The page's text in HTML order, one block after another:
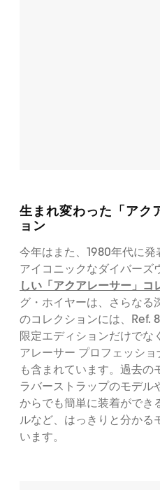
生まれ変わった「アク
ョン
今年はまた、1980年代に
アイコニックなダイバーズ
しい「アクアレーサー」コ
グ・ホイヤーは、さらなる
のコレクションには、Ref.
限定エディションだけでな
アレーサー プロフェッショ
も含まれています。過去の
ラバーストラップのモデル
からでも簡単に装着ができ
ルなど、はっきりと分かる
います。